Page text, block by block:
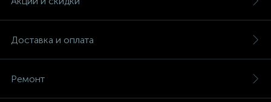
Доставка и оплата
Ремонт